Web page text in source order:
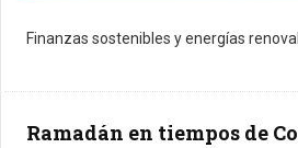
Finanzas sostenibles y energías
Ramadán en tiempos de